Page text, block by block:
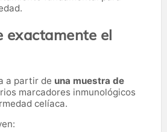
exactamente el
a partir de una muestra de
marcadores inmunológicos
celíaca.